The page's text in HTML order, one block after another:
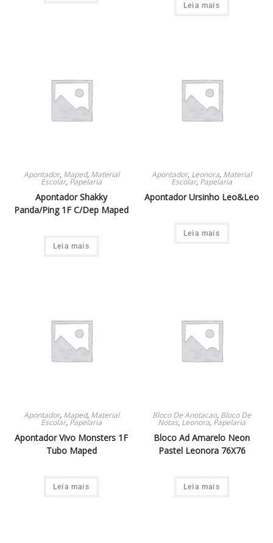
Make+ 1
4
Leia mais
Apontador, Maped, Material
Escolar, Papelaria
Apontador Shakky
Panda/Ping 1F C/Dep Maped
Leia mais
Apontador, Leonora, Material
Escolar, Papelaria
Apontador Ursinho Leo&Leo
Leia mais
Apontador, Maped, Material
Escolar, Papelaria
Apontador Vivo Monsters 1F
Tubo Maped
Leia mais
Bloco De Anotacao, Bloco De
Notas, Leonora, Papelaria
Bloco Ad Amarelo Neon
Pastel Leonora 76X76
Leia mais